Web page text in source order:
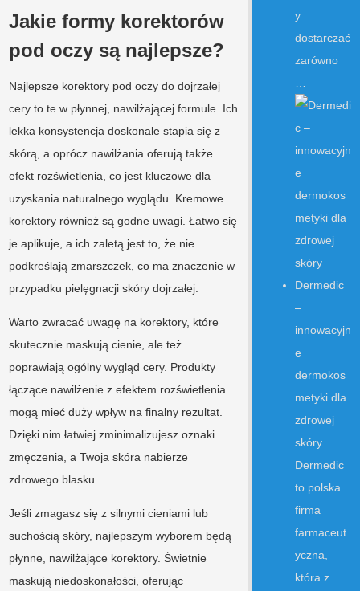
Jakie formy korektorów
pod oczy są najlepsze?
Najlepsze korektory pod oczy do dojrzałej
cery to te w płynnej, nawilżającej formule. Ich
lekka konsystencja doskonale stapia się z
skórą, a oprócz nawilżania oferują także
efekt rozświetlenia, co jest kluczowe dla
uzyskania naturalnego wyglądu. Kremowe
korektory również są godne uwagi. Łatwo się
je aplikuje, a ich zaletą jest to, że nie
podkreślają zmarszczek, co ma znaczenie w
przypadku pielęgnacji skóry dojrzałej.
Warto zwracać uwagę na korektory, które
skutecznie maskują cienie, ale też
poprawiają ogólny wygląd cery. Produkty
łączące nawilżenie z efektem rozświetlenia
mogą mieć duży wpływ na finalny rezultat.
Dzięki nim łatwiej zminimalizujesz oznaki
zmęczenia, a Twoja skóra nabierze
zdrowego blasku.
Jeśli zmagasz się z silnymi cieniami lub
suchością skóry, najlepszym wyborem będą
płynne, nawilżające korektory. Świetnie
maskują niedoskonałości, oferując
y
dostarczać
zarówno
Dermedic
–
innowacyjn
e
dermokos
metyki dla
zdrowej
skóry
Dermedic
to polska
firma
farmaceut
yczna,
która z